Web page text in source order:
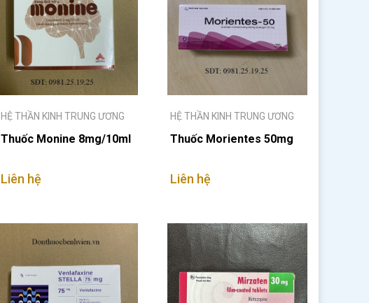
HỆ THẦN KINH TRUNG ƯƠNG
Thuốc Monine 8mg/10ml
Liên hệ
HỆ THẦN KINH TRUNG ƯƠNG
Thuốc Morientes 50mg
Liên hệ